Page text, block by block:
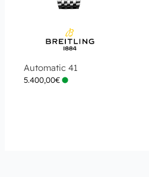
Automatic 41
5.400,00€